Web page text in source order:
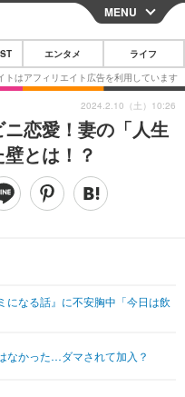
CLOSE
スマートフォン
その他
映画・ドラマ
その他
MENU
エンタメ ライフ
恋愛！妻の「人生
とは！？
になる話』に不安胸中「今日は飲
なかった…ダマされて加入？
2024.2.10（土）10:26